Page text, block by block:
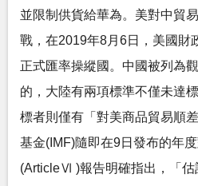
並限制供貨給華為。美對中貿
戰，在2019年8月6日，美國財
正式匯率操縱國。中國被列為
的，大陸有兩項標準不僅未達
標者則僅有「對美商品貿易順
基金(IMF)隨即在9日發布的年
(ArticleⅥ )報告明確指出，「